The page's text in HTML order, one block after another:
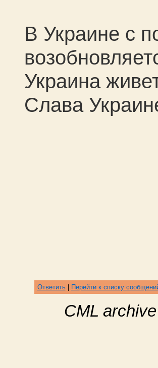
В Украине с
Украина
Слава
Ответить| Перейти к списку
CML